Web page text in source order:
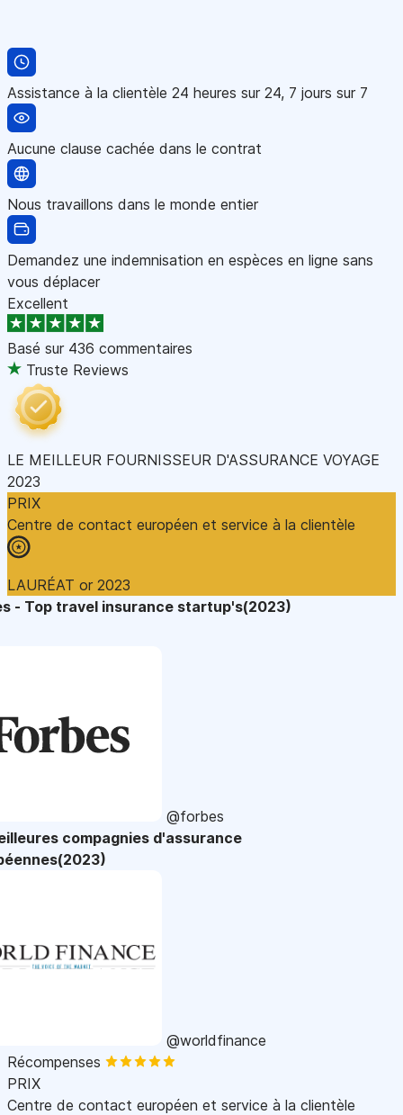
Assistance à la clientèle 24 heures sur 24, 7 jours sur 7
Aucune clause cachée dans le contrat
Nous travaillons dans le monde entier
Demandez une indemnisation en espèces en ligne sans
vous déplacer
Excellent
Basé sur 436 commentaires
Truste Reviews
LE MEILLEUR FOURNISSEUR D'ASSURANCE VOYAGE
2023
PRIX
Centre de contact européen et service à la clientèle
LAURÉAT or 2023
- Top travel insurance startup's(2023)
@forbes
compagnies d'assurance
@worldfinance
Récompenses
PRIX
Centre de contact européen et service à la clientèle